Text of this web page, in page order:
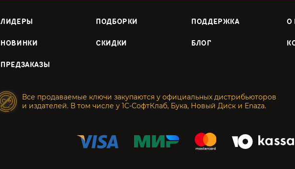
ЛИДЕРЫ ПОДБОРКИ ПОДДЕРЖКА О
НОВИНКИ СКИДКИ БЛОГ
ПРЕДЗАКАЗЫ
Все продаваемые ключи закупаются у официальных дистрибьюторов
и издателей. В том числе у 1С-СофтКлаб, Бука, Новый Диск и Enaza.